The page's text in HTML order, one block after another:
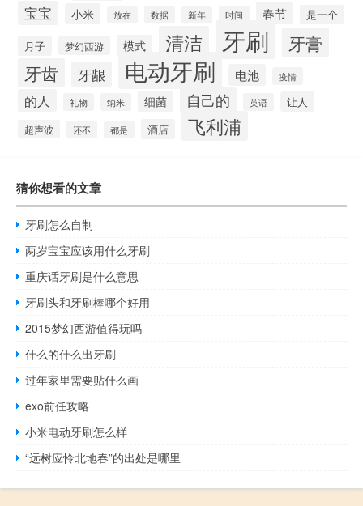
宝宝 小米 放在 数据 新年 时间 春节 是一个
月子 梦幻西游 模式 清洁 牙刷 牙膏
牙齿 牙龈 电动牙刷 电池 疫情
的人 礼物 纳米 细菌 自己的 英语 让人
超声波 还不 都是 酒店 飞利浦
猜你想看的文章
牙刷怎么自制
两岁宝宝应该用什么牙刷
重庆话牙刷是什么意思
牙刷头和牙刷棒哪个好用
2015梦幻西游值得玩吗
什么的什么出牙刷
过年家里需要贴什么画
exo前任攻略
小米电动牙刷怎么样
“远树应怜北地春”的出处是哪里